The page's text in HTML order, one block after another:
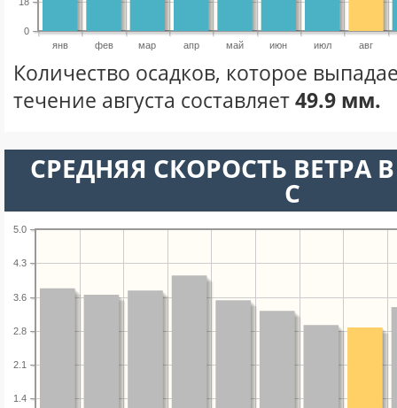
янв фев мар апр май июн июл авг
0
Количество осадков, которое
течение августа составляет49.9 мм.
СРЕДНЯЯ СКОРОСТЬ ВЕТРА
С
1.4
2.1
2.8
3.6
4.3
5.0